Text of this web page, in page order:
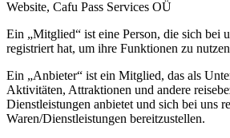
Website, Cafu Pass Services OÜ
Ein „Mitglied“ ist eine Person, die sich bei
registriert hat, um ihre Funktionen zu
Ein „Anbieter“ ist ein Mitglied, das als
Aktivitäten, Attraktionen und andere
Dienstleistungen anbietet und sich bei uns
Waren/Dienstleistungen bereitzustellen.